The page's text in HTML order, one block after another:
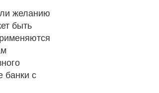
желанию
быть
банки с